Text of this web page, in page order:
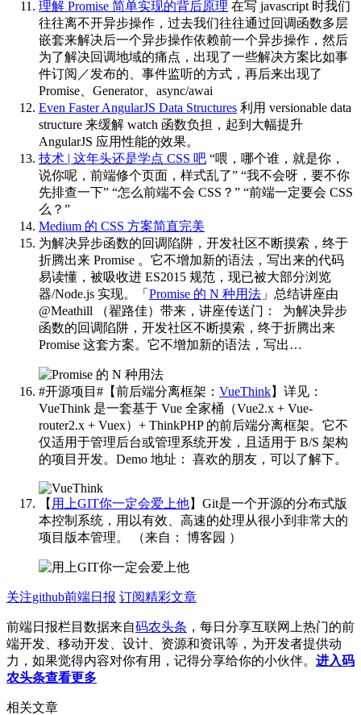
理解 Promise 简单实现的背后原理 在写 javascript 时我们
往往离不开异步操作，过去我们往往通过回调函数多层
嵌套来解决后一个异步操作依赖前一个异步操作，然后
为了解决回调地域的痛点，出现了一些解决方案比如事
件订阅／发布的、事件监听的方式，再后来出现了
Promise、Generator、async/awai
Even Faster AngularJS Data Structures 利用 versionable data
structure 来缓解 watch 函数负担，起到大幅提升
AngularJS 应用性能的效果。
技术 | 这年头还是学点 CSS 吧 “喂，哪个谁，就是你，
说你呢，前端修个页面，样式乱了” “我不会呀，要不你
先排查一下” “怎么前端不会 CSS？” “前端一定要会 CSS
么？”
Medium 的 CSS 方案简直完美
为解决异步函数的回调陷阱，开发社区不断摸索，终于
折腾出来 Promise 。它不增加新的语法，写出来的代码
易读懂，被吸收进 ES2015 规范，现已被大部分浏览
器/Node.js 实现。「 Promise 的 N 种用法 」总结讲座由
@Meathill （翟路佳）带来，讲座传送门：
为解决异步
函数的回调陷阱，开发社区不断摸索，终于折腾出来
Promise 这套方案。它不增加新的语法，写出…
#开源项目#【前后端分离框架： VueThink】详见：
VueThink 是一套基于 Vue 全家桶（Vue2.x + Vue-
router2.x + Vuex）+ ThinkPHP 的前后端分离框架。它不
仅适用于管理后台或管理系统开发，且适用于 B/S 架构
的项目开发。Demo 地址：
喜欢的朋友，可以了解下。 ​​​
【 用上GIT你一定会爱上他】Git是一个开源的分布式版
本控制系统，用以有效、高速的处理从很小到非常大的
项目版本管理。
（来自： 博客园 ） ​​​​
关注github前端日报 订阅精彩文章
前端日报栏目数据来自码农头条 ，每日分享互联网上热门的前
端开发、移动开发、设计、资源和资讯等，为开发者提供动
力，如果觉得内容对你有用，记得分享给你的小伙伴。 进入码
农头条查看更多
相关文章